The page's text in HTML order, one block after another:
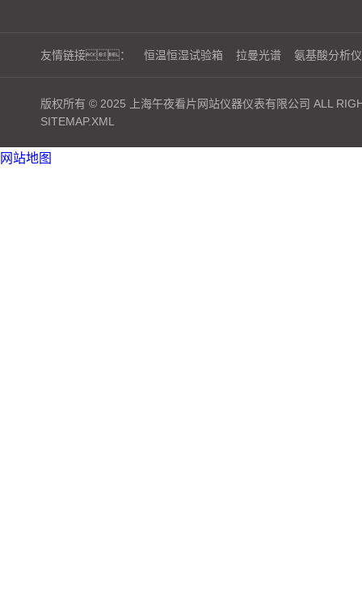
友情链接： 恒温恒湿试验箱 拉曼光谱 氨基酸分析仪
版权所有 © 2025 上海午夜看片网站仪器仪表有限公司 ALL
SITEMAP.XML
网站地图